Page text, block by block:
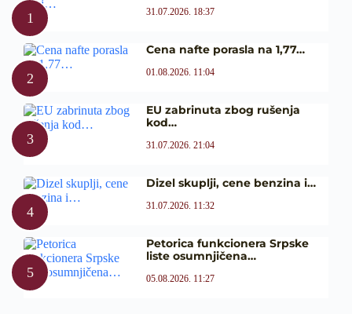
31.07.2026. 18:37
Cena nafte porasla na 1,77…
01.08.2026. 11:04
EU zabrinuta zbog rušenja
kod…
31.07.2026. 21:04
Dizel skuplji, cene benzina i…
31.07.2026. 11:32
Petorica funkcionera Srpske
liste osumnjičena…
05.08.2026. 11:27